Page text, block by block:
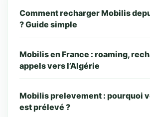
Comment recharger Mobilis
? Guide simple
Mobilis en France : roaming,
appels vers l’Algérie
Mobilis prelevement : pourquoi
est prélevé ?